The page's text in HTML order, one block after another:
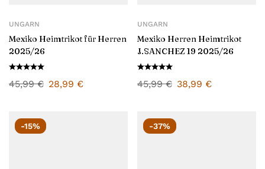
UNGARN
Mexiko Heimtrikot für Herren
2025/26
45,99€ 28,99 €
UNGARN
Mexiko Herren Heimtrikot
J.SANCHEZ 19 2025/26
45,99€ 38,99 €
-15% -37%